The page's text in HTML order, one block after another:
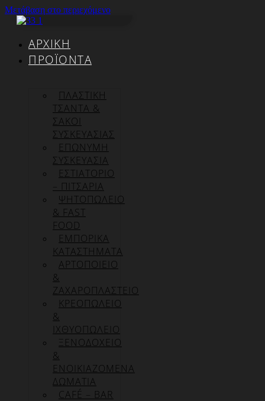
Μετάβαση στο περιεχόμενο
ΑΡΧΙΚΉ
ΠΡΟΪΌΝΤΑ
ΠΛΑΣΤΙΚΗ
ΤΣΑΝΤΑ &
ΣΑΚΟΙ
ΣΥΣΚΕΥΑΣΙΑΣ
ΕΠΏΝΥΜΗ
ΣΥΣΚΕΥΑΣΊΑ
ΕΣΤΙΑΤΟΡΙΟ
– ΠΙΤΣΑΡΙΑ
ΨΗΤΟΠΩΛΕΙΟ
& FAST
FOOD
ΕΜΠΟΡΙΚΑ
ΚΑΤΑΣΤΗΜΑΤΑ
ΑΡΤΟΠΟΙΕΙΟ
&
ΖΑΧΑΡΟΠΛΑΣΤΕΙΟ
ΚΡΕΟΠΩΛΕΙΟ
&
ΙΧΘΥΟΠΩΛΕΙΟ
ΞΕΝΟΔΟΧΕΙΟ
&
ΕΝΟΙΚΙΑΖΟΜΕΝΑ
ΔΩΜΑΤΙΑ
CAFÉ – BAR